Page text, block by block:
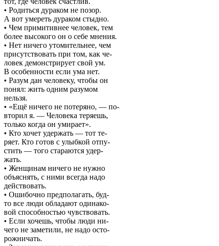
• Родиться дураком не позор.
А вот умереть дураком стыдно.
• Чем примитивнее человек, тем
более высокого он о себе мнения.
• Нет ничего утомительнее, чем
присутствовать при том, как че-
ловек демонстрирует свой ум.
В особенности если ума нет.
• Разум дан человеку, чтобы он
понял: жить одним разумом
нельзя.
• «Ещё ничего не потеряно, — по-
вторил я. — Человека теряешь,
только когда он умирает».
• Кто хочет удержать — тот те-
ряет. Кто готов с улыбкой отпу-
стить — того стараются удер-
жать.
• Женщинам ничего не нужно
объяснять, с ними всегда надо
действовать.
• Ошибочно предполагать, буд-
то все люди обладают одинако-
вой способностью чувствовать.
• Если хочешь, чтобы люди ни-
чего не заметили, не надо осто-
рожничать.